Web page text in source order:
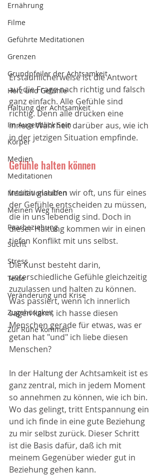
Ernährung
Filme
Geführte Meditationen
Grenzen
Grundpfeiler der Achtsamkeit
Herz und Gefühle
Haltung der Achtsamkeit
Im Augenblick Sein
Körper
Medien
Meditationen
Meditationshilfen
Meinen Weg finden
Paarbeziehung
Sucht
Stress
Texte
Veränderung und Krise
Zugehörigkeit
Zur Ruhe kommen
Erstaunlicherweise ist die Antwort
auf die Frage nach richtig und falsch
ganz einfach. Alle Gefühle sind
richtig. Denn alle drücken eine
innere Wahrheit darüber aus, wie ich
in der jetzigen Situation empfinde.
Gefühle halten können
Intuitiv glauben wir oft, uns für eines
der Gefühle entscheiden zu müssen,
die in uns lebendig sind. Doch in
dieser Haltung kommen wir in einen
tiefen Konflikt mit uns selbst.
Die Kunst besteht darin,
unterschiedliche Gefühle gleichzeitig
zuzulassen und halten zu können.
Was passiert, wenn ich innerlich
sagen kann, ich hasse diesen
Menschen gerade für etwas, was er
getan hat "und" ich liebe diesen
Menschen?
In der Haltung der Achtsamkeit ist es
ganz zentral, mich in jedem Moment
so annehmen zu können, wie ich bin.
Wo das gelingt, tritt Entspannung ein
und ich finde in eine gute Beziehung
zu mir selbst zurück. Dieser Schritt
ist die Basis dafür, daß ich mit
meinem Gegenüber wieder gut in
Beziehung gehen kann.